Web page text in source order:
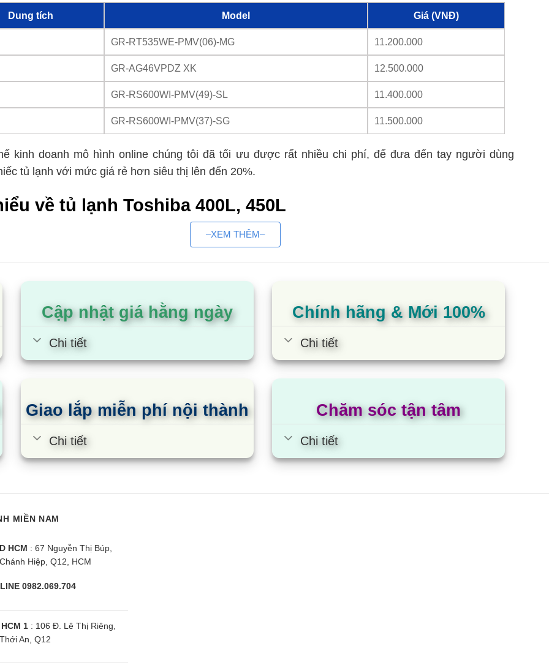
Dung tích Model Giá (VNĐ)
GR-RT535WE-PMV(06)-MG 11.200.000
GR-AG46VPDZ XK 12.500.000
GR-RS600WI-PMV(49)-SL 11.400.000
GR-RS600WI-PMV(37)-SG 11.500.000
kinh doanh mô hình online chúng tôi đã tối ưu được rất nhiều chi phí, để đưa đến tay người dùng
tủ lạnh với mức giá rẻ hơn siêu thị lên đến 20%.
về tủ lạnh Toshiba 400L, 450L
kế 2 cánh dạng ngăn đá trên và kiểu Side by Side
tích sử dụng 400 lít, 450 lít phù hợp với gia đình có 4~5 thành viên
tính năng cơ bản như: Khay làm đá xoay, ngăn rau quả, hệ thống khay kệ linh hoạt, kính chịu lực, điều
nhiệt độ cho từng ngăn vẫn được trang bị đầy đủ
GR-RT535WE-PMV(06)-MG
cao: 169,5cm
rộng: 70cm
sâu: 70cm
GR-AG46VPDZ XK 409 lít
cao: 177cm
GR-RS600WI-PMV(37)-SG 460 lít
–XEM THÊM–
Cập nhật giá hằng ngày
Chi tiết
Chính hãng & Mới 100%
Chi tiết
Giao lắp miễn phí nội thành
Chi tiết
Chăm sóc tận tâm
Chi tiết
MIỀN NAM
HCM : 67 Nguyễn Thị Búp,
Hiệp, Q12, HCM
0982.069.704
1: 106 Đ. Lê Thị Riêng,
An, Q12